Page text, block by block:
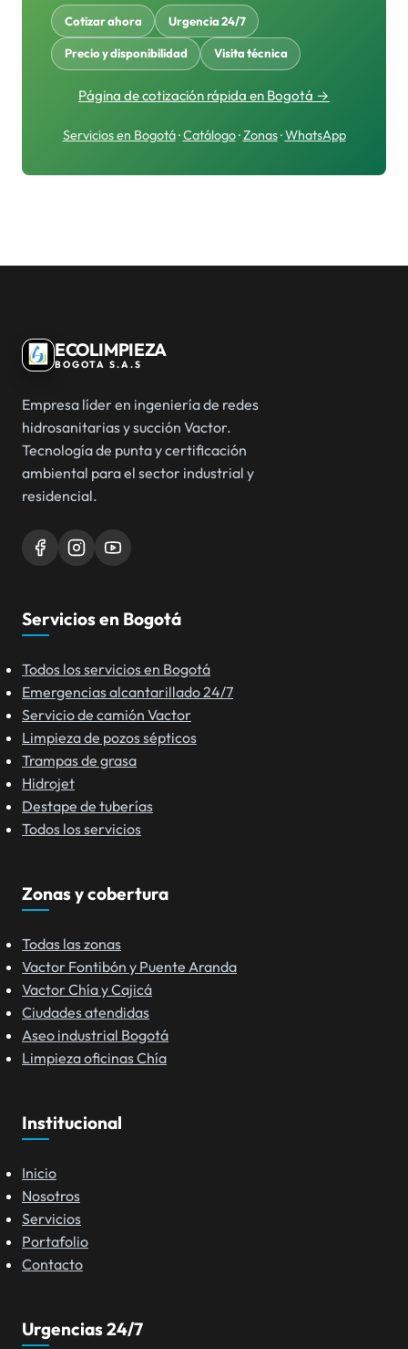
Cotizar ahora Urgencia 24/7
Precio y disponibilidad Visita técnica
Página de cotización rápida en Bogotá →
Servicios en Bogotá·Catálogo·Zonas·WhatsApp
ECOLIMPIEZA
BOGOTA S.A.S
Empresa líder en ingeniería de redes
hidrosanitarias y succión Vactor.
Tecnología de punta y certificación
ambiental para el sector industrial y
residencial.
Servicios en Bogotá
Todos los servicios en Bogotá
Emergencias alcantarillado 24/7
Servicio de camión Vactor
Limpieza de pozos sépticos
Trampas de grasa
Hidrojet
Destape de tuberías
Todos los servicios
Zonas y cobertura
Todas las zonas
Vactor Fontibón y Puente Aranda
Vactor Chía y Cajicá
Ciudades atendidas
Aseo industrial Bogotá
Limpieza oficinas Chía
Institucional
Inicio
Nosotros
Servicios
Portafolio
Contacto
Urgencias 24/7